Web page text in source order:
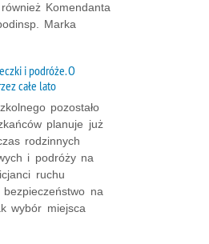
Komendanta
Marka
i podróże. O
całe lato
pozostało
planuje już
rodzinnych
i podróży na
ruchu
na
wybór miejsca